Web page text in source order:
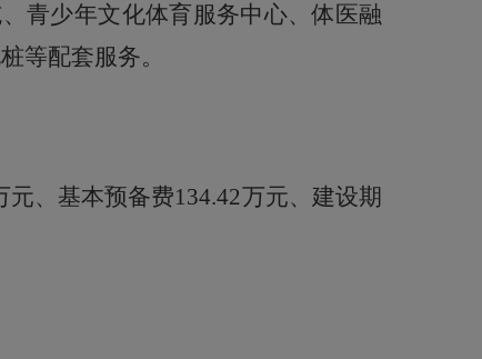
青少年文化体育服务中心、体医融
等配套服务。
、基本预备费134.42万元、建设期